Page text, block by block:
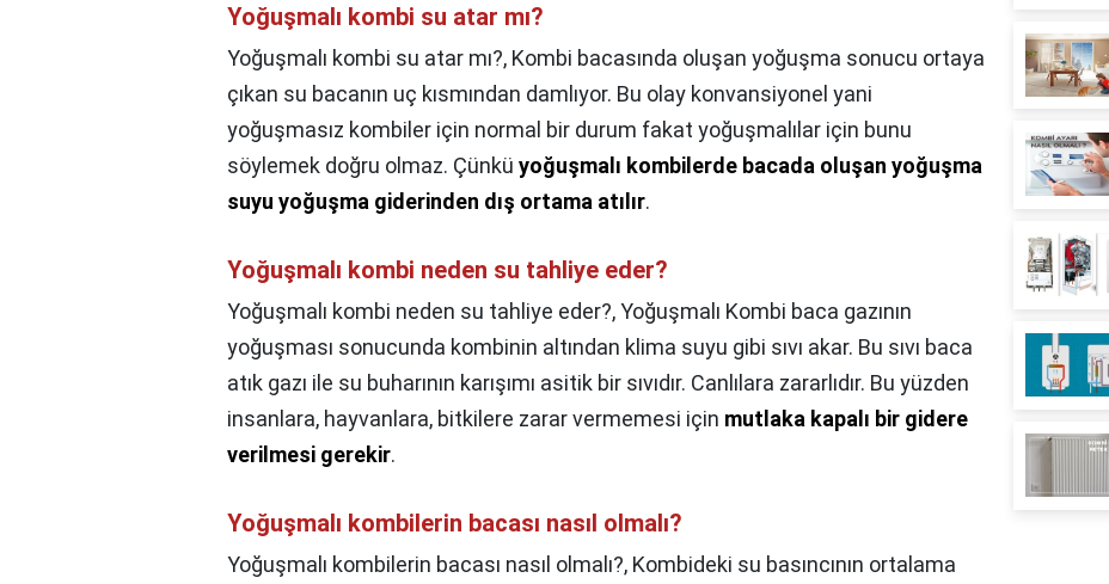
Yoğuşmalı kombi su atar mı?
Yoğuşmalı kombi su atar mı?, Kombi bacasında oluşan yoğuşma sonucu ortaya
çıkan su bacanın uç kısmından damlıyor. Bu olay konvansiyonel yani
yoğuşmasız kombiler için normal bir durum fakat yoğuşmalılar için bunu
söylemek doğru olmaz. Çünkü yoğuşmalı kombilerde bacada oluşan yoğuşma
suyu yoğuşma giderinden dış ortama atılır.
Yoğuşmalı kombi neden su tahliye eder?
Yoğuşmalı kombi neden su tahliye eder?,Yoğuşmalı Kombi baca gazının
yoğuşması sonucunda kombinin altından klima suyu gibi sıvı akar. Bu sıvı baca
atık gazı ile su buharının karışımı asitik bir sıvıdır. Canlılara zararlıdır. Bu yüzden
insanlara, hayvanlara, bitkilere zarar vermemesi için mutlaka kapalı bir gidere
verilmesi gerekir.
Yoğuşmalı kombilerin bacası nasıl olmalı?
Yoğuşmalı kombilerin bacası nasıl olmalı?, Kombideki su basıncının ortalama